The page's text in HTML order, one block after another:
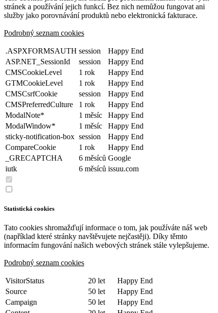
stránek a používání jejich funkcí. Bez nich nemůžou fungovat ani
služby jako porovnávání produktů nebo elektronická fakturace.
Podrobný seznam cookies
.ASPXFORMSAUTH session
Happy End
ASP.NET_SessionId
session
Happy End
CMSCookieLevel
1 rok
Happy End
GTMCookieLevel
1 rok
Happy End
CMSCsrfCookie
session
Happy End
CMSPreferredCulture
1 rok
Happy End
ModalNote*
1 měsíc
Happy End
ModalWindow*
1 měsíc
Happy End
sticky-notification-box session
Happy End
CompareCookie
1 rok
Happy End
_GRECAPTCHA
6 měsíců Google
iutk
6 měsíců issuu.com
Statistická cookies
Tato cookies shromažďují informace o tom, jak používáte náš web
(například které stránky navštěvujete nejčastěji). Díky těmto
informacím fungování našich webových stránek stále vylepšujeme.
Podrobný seznam cookies
VisitorStatus 20 let
Happy End
Source
50 let
Happy End
Campaign
50 let
Happy End